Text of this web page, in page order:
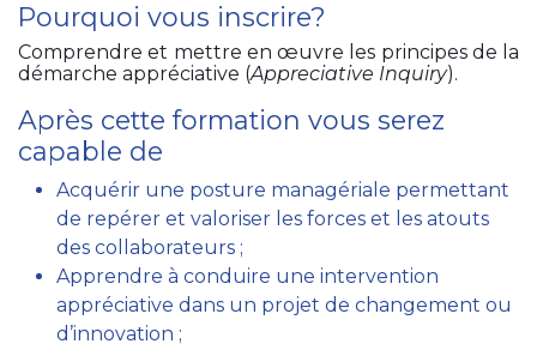
Pourquoi vous inscrire?
Comprendre et mettre en œuvre les principes de la
démarche appréciative (Appreciative Inquiry).
Après cette formation vous serez
capable de
Acquérir une posture managériale permettant
de repérer et valoriser les forces et les atouts
des collaborateurs ;
Apprendre à conduire une intervention
appréciative dans un projet de changement ou
d’innovation ;